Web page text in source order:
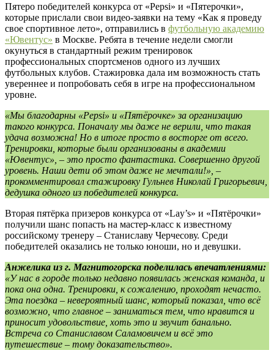
Пятеро победителей конкурса от «Pepsi» и «Пятерочки»,
которые прислали свои видео-заявки на тему «Как я проведу
свое спортивное лето», отправились в футбольную академию
«Ювентус» в Москве. Ребята в течение недели смогли
окунуться в стандартный режим тренировок
профессиональных спортсменов одного из лучших
футбольных клубов. Стажировка дала им возможность стать
увереннее и попробовать себя в игре на профессиональном
уровне.
«Мы благодарны «Pepsi» и «Пятёрочке» за организацию
такого конкурса. Поначалу мы даже не верили, что такая
удача возможна! Но в итоге просто в восторге от всего.
Тренировки, которые были организованы в академии
«Ювентус», – это просто фантастика. Совершенно другой
уровень. Наши дети об этом даже не мечтали!», –
прокомментировал стажировку Гульнев Николай Григорьевич,
дедушка одного из победителей конкурса.
Вторая пятёрка призеров конкурса от «Lay’s» и «Пятёрочки»
получили шанс попасть на мастер-класс к известному
российскому тренеру – Станиславу Черчесову. Среди
победителей оказались не только юноши, но и девушки.
Анжелика из г. Магнитогорска поделилась впечатлениями:
«У нас в городе только недавно появилась женская команда, и
пока она одна. Тренировки, к сожалению, проходят нечасто.
Эта поездка – невероятный шанс, который показал, что всё
возможно, что главное – заниматься тем, что нравится и
приносит удовольствие, хоть это и звучит банально.
Встреча со Станиславом Саламовичем и всё это
путешествие – тому доказательство».